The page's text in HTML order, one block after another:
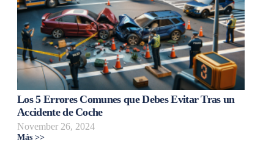
Los 5 Errores Comunes que Debes Evitar Tras un
Accidente de Coche
November 26, 2024
Más >>